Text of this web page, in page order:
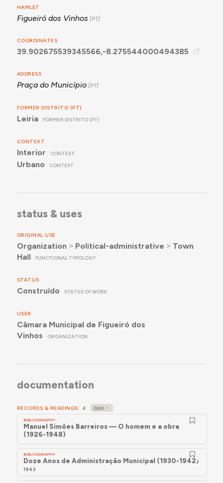
Municipal acabou obrigar a DENC a concordar com a
reconstrução do edifício tal como havia sido ampliado
HAMLET
Figueiró dos Vinhos
COORDINATES
39.902675539345566,-8.275544000494385
ADDRESS
Praça do Município
FORMER DISTRITO (PT)
Leiria FORMER DISTRITO (PT)
CONTEXT
Interior CONTEXT
Urbano CONTEXT
status & uses
ORIGINAL USE
Organization ˃ Political-administrative ˃ Town
Hall
FUNCTIONAL TYPOLOGY
STATUS
Construído STATUS OF WORK
USER
Câmara Municipal de Figueiró dos
Vinhos
ORGANIZATION
documentation
RECORDS & READINGS 4
BIBLIOGRAPHY
Manuel Simões Barreiros — O homem e a obra
(1926-1948)
BIBLIOGRAPHY
Doze Anos de Administração Municipal (1930-1942)
1943